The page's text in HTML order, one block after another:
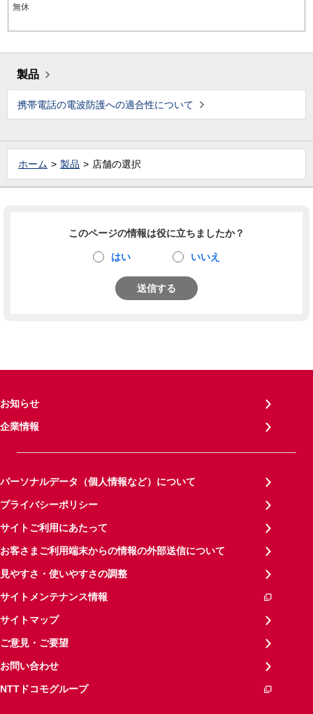
無休
製品
携帯電話の電波防護への適合性について
ホーム 製品 店舗の選択
このページの情報は役に立ちましたか？
はい いいえ
送信する
お知らせ
企業情報
パーソナルデータ（個人情報など）について
プライバシーポリシー
サイトご利用にあたって
お客さまご利用端末からの情報の外部送信について
見やすさ・使いやすさの調整
サイトメンテナンス情報
サイトマップ
ご意見・ご要望
お問い合わせ
NTTドコモグループ